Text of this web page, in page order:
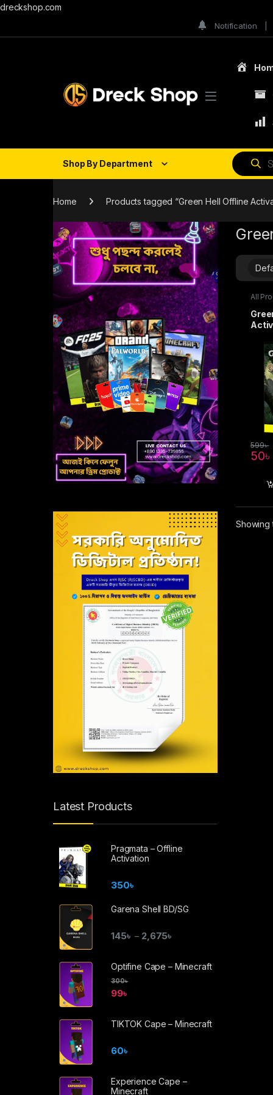
dreckshop.com
Notification
Shop By Department
Home Products tagged “Green Hell Offline
All
50৳
599৳
Showing
Latest Products
Pragmata – Offline
Activation
350৳
Garena Shell BD/SG
145৳ – 2,675৳
Optifine Cape – Minecraft
99৳
300৳
TIKTOK Cape – Minecraft
60৳
Experience Cape –
Minecraft